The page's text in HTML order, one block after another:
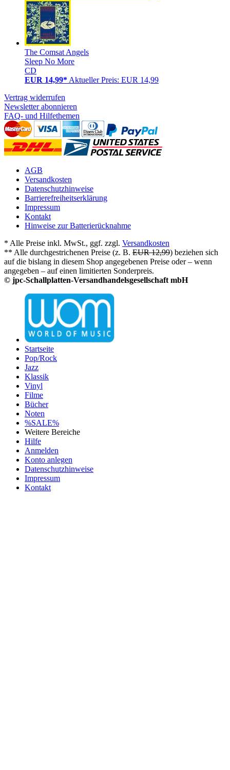
The Comsat Angels
Sleep No More
CD
EUR 14,99* Aktueller Preis: EUR 14,99
Vertrag widerrufen
Newsletter abonnieren
FAQ- und Hilfethemen
AGB
Versandkosten
Datenschutzhinweise
Barrierefreiheitserklärung
Impressum
Kontakt
Hinweise zur Batterierücknahme
* Alle Preise inkl. MwSt., ggf. zzgl. Versandkosten
** Alle durchgestrichenen Preise (z. B. EUR 12,99) beziehen sich
auf die bislang in diesem Shop angegebenen Preise oder – wenn
angegeben – auf einen limitierten Sonderpreis.
© jpc-Schallplatten-Versandhandelsgesellschaft mbH
Startseite
Pop/Rock
Jazz
Klassik
Vinyl
Filme
Bücher
Noten
%SALE%
Weitere Bereiche
Hilfe
Anmelden
Konto anlegen
Datenschutzhinweise
Impressum
Kontakt